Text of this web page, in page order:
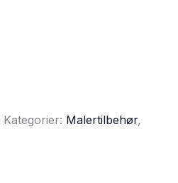
Kategorier: Malertilbehør,